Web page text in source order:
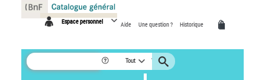
Espace personnel Aide Une question ? Historique
Tout
Panneau de gestion des cookies